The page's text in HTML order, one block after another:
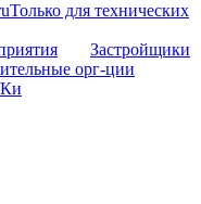
Только для технических
Застройщики
орг-ции